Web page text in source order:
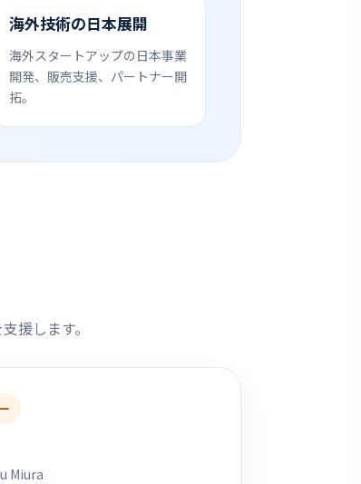
海外技術の日本展開
海外スタートアップの日本事業
開発、販売支援、パートナー開
拓。
援します。
Miura